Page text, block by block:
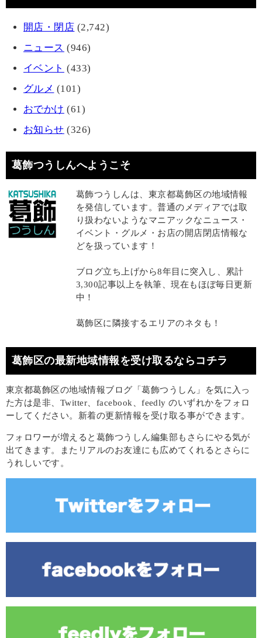
開店・閉店 (2,742)
ニュース (946)
イベント (433)
グルメ (101)
おでかけ (61)
お知らせ (326)
葛飾つうしんへようこそ
葛飾つうしんは、東京都葛飾区の地域情報
を発信しています。普通のメディアでは取
り扱わないようなマニアックなニュース・
イベント・グルメ・お店の開店閉店情報な
どを扱っています！
ブログ立ち上げから8年目に突入し、累計
3,300記事以上を執筆、現在もほぼ毎日更新
中！
葛飾区に隣接するエリアのネタも！
葛飾区の最新地域情報を受け取るならコチラ
東京都葛飾区の地域情報ブログ「葛飾つうしん」を気に入っ
た方は是非、Twitter、facebook、feedly のいずれかをフォロ
ーしてください。新着の更新情報を受け取る事ができます。
フォロワーが増えると葛飾つうしん編集部もさらにやる気が
出てきます。またリアルのお友達にも広めてくれるとさらに
うれしいです。